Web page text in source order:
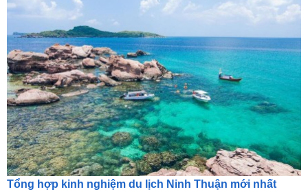
Tổng hợp kinh nghiệm du lịch Ninh Thuận mới nhất